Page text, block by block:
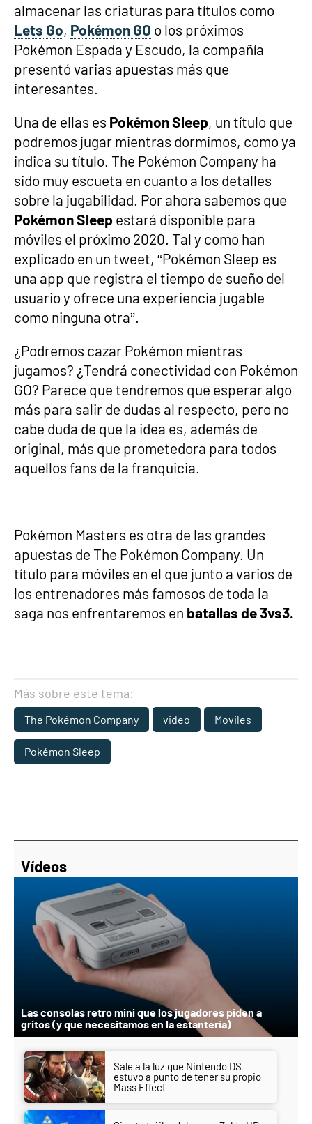
almacenar las criaturas para títulos como
Lets Go, Pokémon GO o los próximos
Pokémon Espada y Escudo, la compañía
presentó varias apuestas más que
interesantes.
Una de ellas es Pokémon Sleep, un título que
podremos jugar mientras dormimos, como ya
indica su título. The Pokémon Company ha
sido muy escueta en cuanto a los detalles
sobre la jugabilidad. Por ahora sabemos que
Pokémon Sleep estará disponible para
móviles el próximo 2020. Tal y como han
explicado en un tweet, “Pokémon Sleep es
una app que registra el tiempo de sueño del
usuario y ofrece una experiencia jugable
como ninguna otra”.
¿Podremos cazar Pokémon mientras
jugamos? ¿Tendrá conectividad con Pokémon
GO? Parece que tendremos que esperar algo
más para salir de dudas al respecto, pero no
cabe duda de que la idea es, además de
original, más que prometedora para todos
aquellos fans de la franquicia.
Pokémon Masters es otra de las grandes
apuestas de The Pokémon Company. Un
título para móviles en el que junto a varios de
los entrenadores más famosos de toda la
saga nos enfrentaremos en batallas de 3vs3.
Más sobre este tema:
The Pokémon Company video Moviles
Pokémon Sleep
Vídeos
Las consolas retro mini que los jugadores piden a
gritos (y que necesitamos en la estantería)
Sale a la luz que Nintendo DS
estuvo a punto de tener su propio
Mass Effect